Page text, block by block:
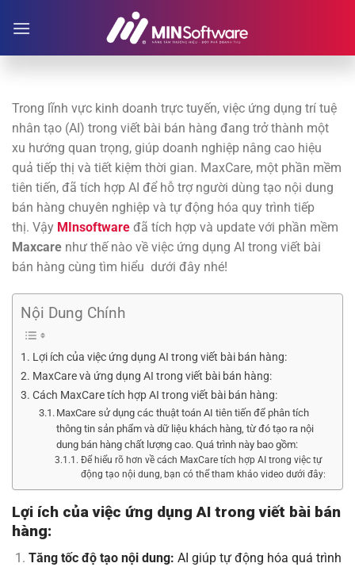
đến
Trong lĩnh vực kinh doanh trực tuyến, việc ứng dụng trí tuệ
nhân tạo (AI) trong viết bài bán hàng đang trở thành một
xu hướng quan trọng, giúp doanh nghiệp nâng cao hiệu
quả tiếp thị và tiết kiệm thời gian. MaxCare, một phần mềm
tiên tiến, đã tích hợp AI để hỗ trợ người dùng tạo nội dung
bán hàng chuyên nghiệp và tự động hóa quy trình tiếp
thị. Vậy MInsoftware đã tích hợp và update với phần mềm
Maxcare như thế nào về việc ứng dụng AI trong viết bài
bán hàng cùng tìm hiểu dưới đây nhé!
Nội Dung Chính
Lợi ích của việc ứng dụng AI trong viết bài bán hàng:
MaxCare và ứng dụng AI trong viết bài bán hàng:
Cách MaxCare tích hợp AI trong viết bài bán hàng:
MaxCare sử dụng các thuật toán AI tiên tiến để phân tích
thông tin sản phẩm và dữ liệu khách hàng, từ đó tạo ra nội
dung bán hàng chất lượng cao. Quá trình này bao gồm:
Để hiểu rõ hơn về cách MaxCare tích hợp AI trong việc tự
động tạo nội dung, bạn có thể tham khảo video dưới đây:
Lợi ích của việc ứng dụng AI trong viết bài bán
hàng:
Tăng tốc độ tạo nội dung: AI giúp tự động hóa quá trình